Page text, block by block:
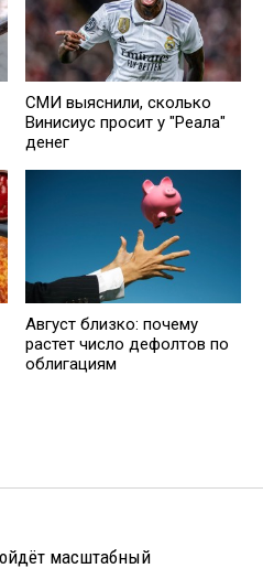
СМИ выяснили, сколько
Винисиус просит у "Реала"
денег
Август близко: почему
растет число дефолтов по
облигациям
масштабный